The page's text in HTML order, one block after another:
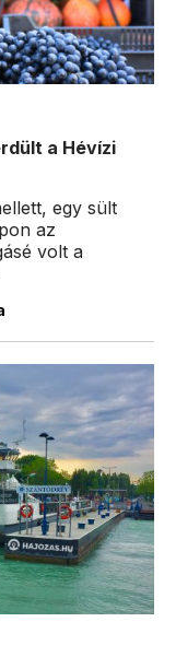
a Hévízi
egy sült
az
volt a